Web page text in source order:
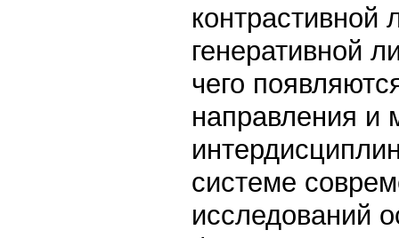
контрастивной
генеративной
чего
направления и
системе
исследований